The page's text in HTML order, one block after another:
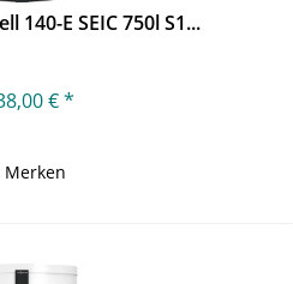
140-E SEIC 750l S1...
€ *
Merken